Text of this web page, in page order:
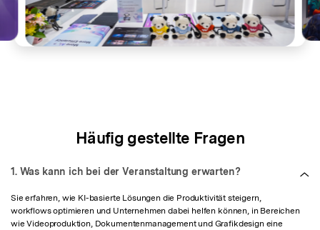
Häufig gestellte Fragen
1. Was kann ich bei der Veranstaltung erwarten?
Sie erfahren, wie KI-basierte Lösungen die Produktivität steigern,
workflows optimieren und Unternehmen dabei helfen können, in Bereichen
wie Videoproduktion, Dokumentenmanagement und Grafikdesign eine